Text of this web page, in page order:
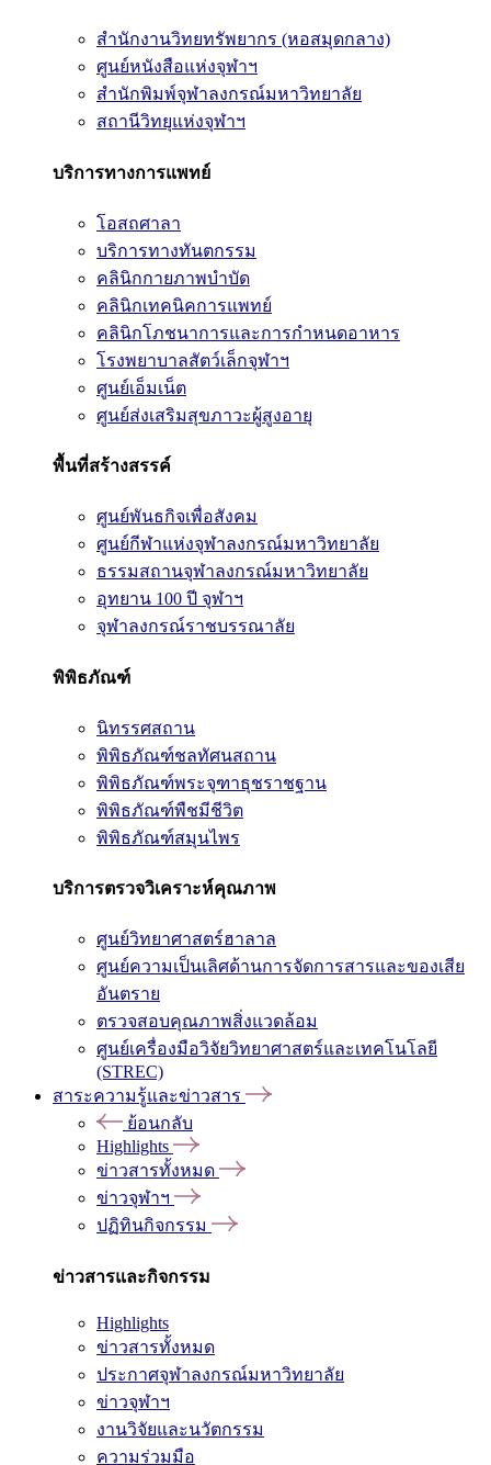
สำนักงานวิทยทรัพยากร (หอสมุดกลาง)
ศูนย์หนังสือแห่งจุฬาฯ
สำนักพิมพ์จุฬาลงกรณ์มหาวิทยาลัย
สถานีวิทยุแห่งจุฬาฯ
บริการทางการแพทย์
โอสถศาลา
บริการทางทันตกรรม
คลินิกกายภาพบำบัด
คลินิกเทคนิคการแพทย์
คลินิกโภชนาการและการกำหนดอาหาร
โรงพยาบาลสัตว์เล็กจุฬาฯ
ศูนย์เอ็มเน็ต
ศูนย์ส่งเสริมสุขภาวะผู้สูงอายุ
พื้นที่สร้างสรรค์
ศูนย์พันธกิจเพื่อสังคม
ศูนย์กีฬาแห่งจุฬาลงกรณ์มหาวิทยาลัย
ธรรมสถานจุฬาลงกรณ์มหาวิทยาลัย
อุทยาน 100 ปี จุฬาฯ
จุฬาลงกรณ์ราชบรรณาลัย
พิพิธภัณฑ์
นิทรรศสถาน
พิพิธภัณฑ์ชลทัศนสถาน
พิพิธภัณฑ์พระจุฑาธุชราชฐาน
พิพิธภัณฑ์พืชมีชีวิต
พิพิธภัณฑ์สมุนไพร
บริการตรวจวิเคราะห์คุณภาพ
ศูนย์วิทยาศาสตร์ฮาลาล
ศูนย์ความเป็นเลิศด้านการจัดการสารและของเสีย
อันตราย
ตรวจสอบคุณภาพสิ่งแวดล้อม
ศูนย์เครื่องมือวิจัยวิทยาศาสตร์และเทคโนโลยี
(STREC)
สาระความรู้และข่าวสาร
ย้อนกลับ
Highlights
ข่าวสารทั้งหมด
ข่าวจุฬาฯ
ปฏิทินกิจกรรม
ข่าวสารและกิจกรรม
Highlights
ข่าวสารทั้งหมด
ประกาศจุฬาลงกรณ์มหาวิทยาลัย
ข่าวจุฬาฯ
งานวิจัยและนวัตกรรม
ความร่วมมือ